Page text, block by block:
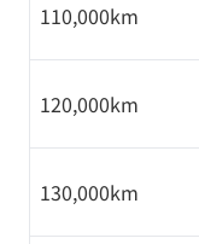
110,000km
120,000km
130,000km